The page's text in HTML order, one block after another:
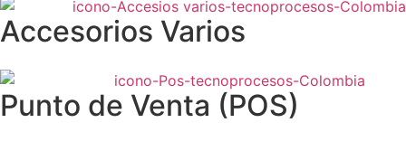
Accesorios Varios
Punto de Venta (POS)